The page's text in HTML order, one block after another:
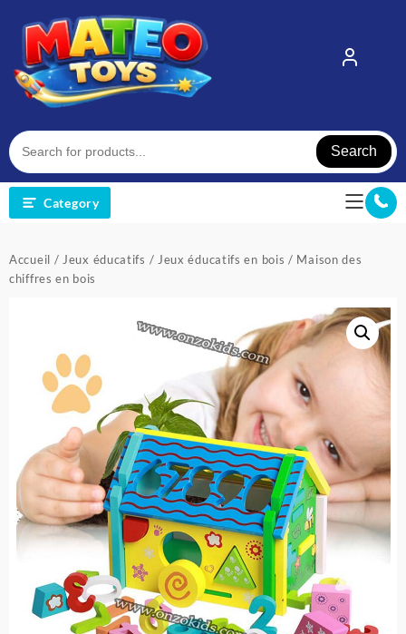
content
Search
Category
Accueil /Jeux éducatifs / Jeux éducatifs en bois / Maison des
chiffres en bois